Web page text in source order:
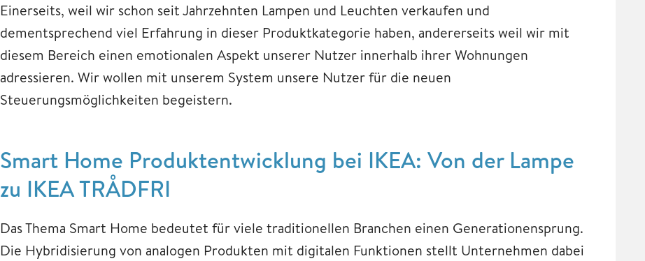
Einerseits, weil wir schon seit Jahrzehnten Lampen und Leuchten verkaufen und
dementsprechend viel Erfahrung in dieser Produktkategorie haben, andererseits weil wir mit
diesem Bereich einen emotionalen Aspekt unserer Nutzer innerhalb ihrer Wohnungen
adressieren. Wir wollen mit unserem System unsere Nutzer für die neuen
Steuerungsmöglichkeiten begeistern.
Smart Home Produktentwicklung bei IKEA: Von der Lampe
zu IKEA TRÅDFRI
Das Thema Smart Home bedeutet für viele traditionellen Branchen einen Generationensprung.
Die Hybridisierung von analogen Produkten mit digitalen Funktionen stellt Unternehmen dabei